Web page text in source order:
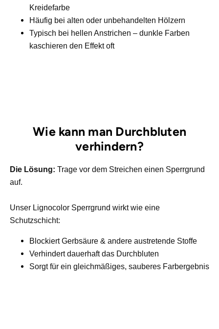
Kreidefarbe
Häufig bei alten oder unbehandelten Hölzern
Typisch bei hellen Anstrichen – dunkle Farben
kaschieren den Effekt oft
Wie kann man Durchbluten
verhindern?
Die Lösung: Trage vor dem Streichen einen Sperrgrund
auf.
Unser Lignocolor Sperrgrund wirkt wie eine
Schutzschicht:
Blockiert Gerbsäure & andere austretende Stoffe
Verhindert dauerhaft das Durchbluten
Sorgt für ein gleichmäßiges, sauberes Farbergebnis